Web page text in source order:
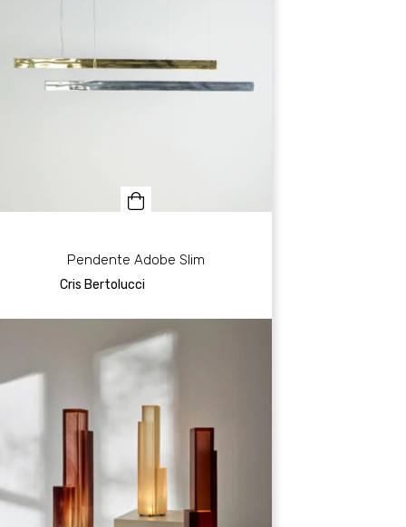
Pendente Adobe Slim
Cris Bertolucci